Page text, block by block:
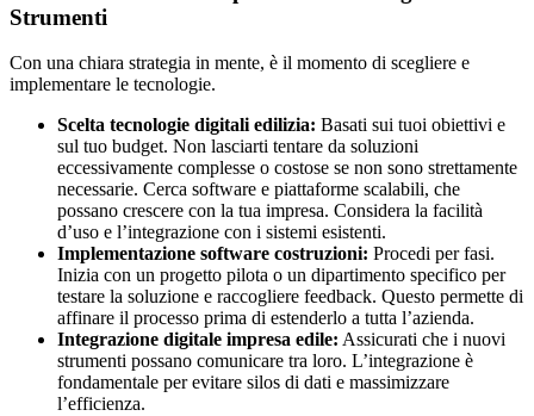
Strumenti
Con una chiara strategia in mente, è il momento di scegliere e
implementare le tecnologie.
Scelta tecnologie digitali edilizia: Basati sui tuoi obiettivi e
sul tuo budget. Non lasciarti tentare da soluzioni
eccessivamente complesse o costose se non sono strettamente
necessarie. Cerca software e piattaforme scalabili, che
possano crescere con la tua impresa. Considera la facilità
d’uso e l’integrazione con i sistemi esistenti.
Implementazione software costruzioni: Procedi per fasi.
Inizia con un progetto pilota o un dipartimento specifico per
testare la soluzione e raccogliere feedback. Questo permette di
affinare il processo prima di estenderlo a tutta l’azienda.
Integrazione digitale impresa edile: Assicurati che i nuovi
strumenti possano comunicare tra loro. L’integrazione è
fondamentale per evitare silos di dati e massimizzare
l’efficienza.